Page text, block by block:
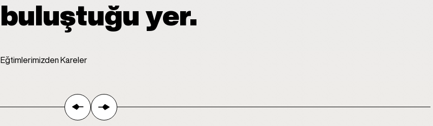
buluştuğu yer.
Eğtimlerimizden Kareler